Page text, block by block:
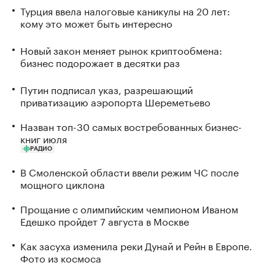
Турция ввела налоговые каникулы на 20 лет:
кому это может быть интересно
Новый закон меняет рынок криптообмена:
бизнес подорожает в десятки раз
Путин подписал указ, разрешающий
приватизацию аэропорта Шереметьево
Назван топ-30 самых востребованных бизнес-
книг июля
РАДИО
В Смоленской области ввели режим ЧС после
мощного циклона
Прощание с олимпийским чемпионом Иваном
Едешко пройдет 7 августа в Москве
Как засуха изменила реки Дунай и Рейн в Европе.
Фото из космоса